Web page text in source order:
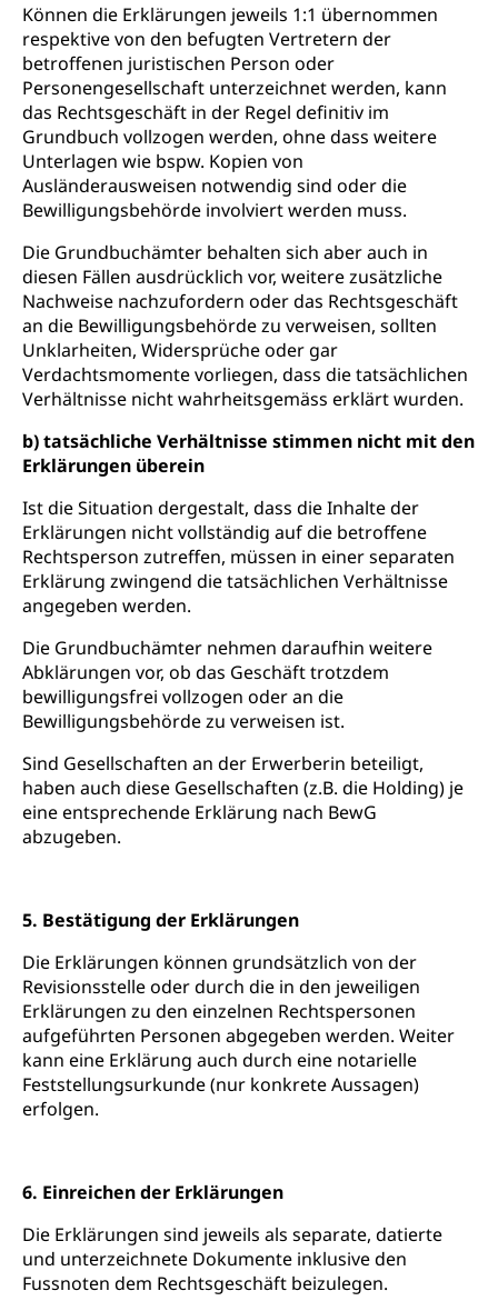
Können die Erklärungen jeweils 1:1 übernommen
respektive von den befugten Vertretern der
betroffenen juristischen Person oder
Personengesellschaft unterzeichnet werden, kann
das Rechtsgeschäft in der Regel definitiv im
Grundbuch vollzogen werden, ohne dass weitere
Unterlagen wie bspw. Kopien von
Ausländerausweisen notwendig sind oder die
Bewilligungsbehörde involviert werden muss.
Die Grundbuchämter behalten sich aber auch in
diesen Fällen ausdrücklich vor, weitere zusätzliche
Nachweise nachzufordern oder das Rechtsgeschäft
an die Bewilligungsbehörde zu verweisen, sollten
Unklarheiten, Widersprüche oder gar
Verdachtsmomente vorliegen, dass die tatsächlichen
Verhältnisse nicht wahrheitsgemäss erklärt wurden.
b) tatsächliche Verhältnisse stimmen nicht mit den
Erklärungen überein
Ist die Situation dergestalt, dass die Inhalte der
Erklärungen nicht vollständig auf die betroffene
Rechtsperson zutreffen, müssen in einer separaten
Erklärung zwingend die tatsächlichen Verhältnisse
angegeben werden.
Die Grundbuchämter nehmen daraufhin weitere
Abklärungen vor, ob das Geschäft trotzdem
bewilligungsfrei vollzogen oder an die
Bewilligungsbehörde zu verweisen ist.
Sind Gesellschaften an der Erwerberin beteiligt,
haben auch diese Gesellschaften (z.B. die Holding) je
eine entsprechende Erklärung nach BewG
abzugeben.
5. Bestätigung der Erklärungen
Die Erklärungen können grundsätzlich von der
Revisionsstelle oder durch die in den jeweiligen
Erklärungen zu den einzelnen Rechtspersonen
aufgeführten Personen abgegeben werden. Weiter
kann eine Erklärung auch durch eine notarielle
Feststellungsurkunde (nur konkrete Aussagen)
erfolgen.
6. Einreichen der Erklärungen
Die Erklärungen sind jeweils als separate, datierte
und unterzeichnete Dokumente inklusive den
Fussnoten dem Rechtsgeschäft beizulegen.
Verkehrsverbund Luzern VVL
Öffentlicher Verkehr Luzern Mobil
Schifffahrt
Schiffsverkehr, Binnenschifffahrt, Seeschifffahrt,
Flussschifffahrt
Schifffahrt (Strassenverkehrsamt)
Strasse
Autoverkehr, Lastwagenverkehr, Schwerverkehr,
leistungsabhängige Schwerverkehrsabgabe,
Langsamverkehr, Transportmittel, Auto, Motorrad,
Individualverkehr
zentras (Betrieb und Unterhalt LU, OW, NW,
ZG)
Strassenverkehrsamt
Verkehr und Infrastruktur vif
Kantonsstrassen
Persönliches
Zivilstand
Geburt, Heirat, Ehe, Partnerschaft, Tod,
Zivilstandsamt, Zivilstandsregiste
Zivilstandswesen
Adoption
Adoptivkind, Adoptiveltern, Adoptionsvermittlung,
Adoptionsverfahren, elterliche Gewalt, elterliche
Sorge
Aufenthaltsbewilligungen
Niederlassungsbewilligung, Aufenthalt,
Niederlassung, Wohnsitz
Amt für Migration
Ausweise und Bescheinigungen
Jagdausweis, Fischereiausweis
Reisepass, Identitätskarte
Fahrzeugausweis)
Namensänderungen
Einbürgerung
Nationalität, Staatsangehörigkeit,
Geburtsurkunde, Geburtsschein, Geburtsanzeige
Familienzulagen (WAS Luzern)
Schwangerschaft / Geburt (gruezi.lu.ch)
Kinder und Jugendliche
Mündigkeit, Kindesschutz, Jugendschutz
IV für Kinder und Jugendliche (WAS Luzern)
Pflege / Pflegeheim
Betreuende Angehörige
Pflegeheimliste und freie Pflegeplätze
Betreuung von Angehörigen (WAS Luzern)
Religion
Kirche, Gottesdienst, Seelsorge,
Religionsgemeinschaft